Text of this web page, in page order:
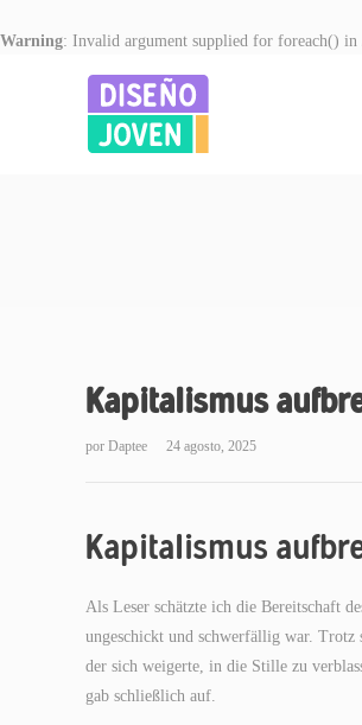
Warning: Invalid argument supplied for foreach() in
Kapitalismus
por Daptee 24 agosto, 2025
Kapitalismus
Als Leser schätzte ich die Bereitschaft
ungeschickt und schwerfällig war. Trotz
der sich weigerte, in die Stille zu
gab schließlich auf.